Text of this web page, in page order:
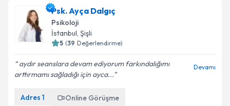
Psk. Ayça Dalgıç
Psikoloji
İstanbul, Şişli
5 (39 Değerlendirme)
aydır seanslara devam ediyorum farkındalığımı
arttırmamı sağladığı için ayca...
Devamı
Adres 1 Online Görüşme